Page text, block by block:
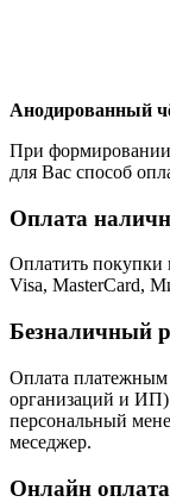
Анодированный
При
для Вас способ
Оплата
Оплатить
Visa, MasterCard,
Безналичный
Оплата платежным
организаций и
персональный
меседжер.
Онлайн